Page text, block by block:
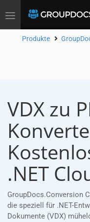
Toggle
Produkte
VDX zu
.NET
GroupDocs.Conversion
die speziell für .NET-
Dokumente (VDX)